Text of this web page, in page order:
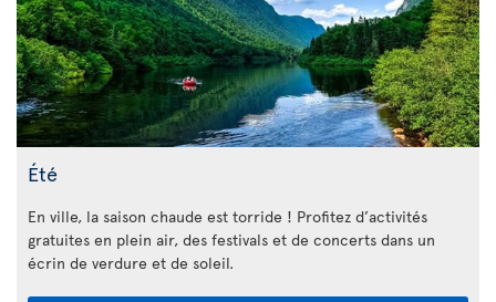
Été
En ville, la saison chaude est torride ! Profitez d’activités
gratuites en plein air, des festivals et de concerts dans un
écrin de verdure et de soleil.